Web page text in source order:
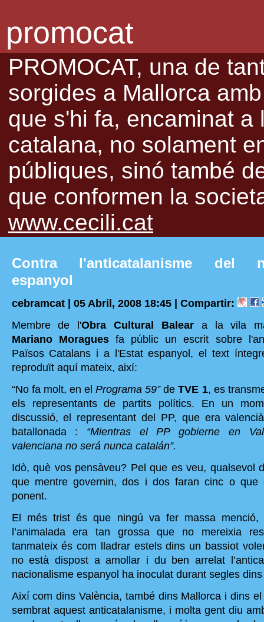
promocat
PROMOCAT, una de
sorgides a Mallorca
que s'hi fa, encaminat
catalana, no solament
públiques, sinó també
que conformen la
www.cecili.cat
Contra l'anticatalanisme del
espanyol
cebramcat | 05 Abril, 2008 18:45 | Compartir:
Membre de l'Obra Cultural Baleara la vila
Mariano Moraguesfa públic un escrit sobre
Països Catalans i a l'Estat espanyol, el text
reproduït aquí mateix, així:
“No fa molt, en elPrograma 59”deTVE 1, es
els representants de partits polítics. En un
discussió, el representant del PP, que era
batallonada : “Mientras el PP gobierne en
valenciana no será nunca catalán”.
Idò, què vos pensàveu? Pel que es veu, qualsevol
que mentre governin, dos i dos faran cinc o que
ponent.
El més trist és que ningú va fer massa
l’animalada era tan grossa que no mereixia
tanmateix és com lladrar estels dins un bassiot
no està dispost a amollar i du ben arrelat
nacionalisme espanyol ha inoculat durant segles
Així com dins València, també dins Mallorca i dins el
sembrat aquest anticatalanisme, i molta gent diu